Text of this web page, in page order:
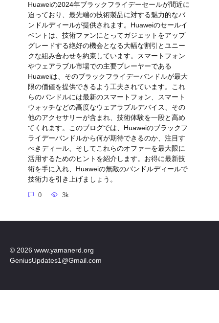
Huaweiの2024年ブラックフライデーセールが間近に
迫っており、最先端の技術製品に対する魅力的なバ
ンドルディールが提供されます。Huaweiのセールイ
ベントは、技術ファンにとってガジェットをアップ
グレードする絶好の機会となる大幅な割引とユニー
クな組み合わせを約束しています。スマートフォン
やウェアラブル市場での主要プレーヤーである
Huaweiは、そのブラックフライデーバンドルが最大
限の価値を提供できるよう工夫されています。これ
らのバンドルには最新のスマートフォン、スマート
ウォッチなどの高度なウェアラブルデバイス、その
他のアクセサリーが含まれ、技術体験を一段と高め
てくれます。このブログでは、Huaweiのブラックフ
ライデーバンドルから何が期待できるのか、注目す
べきディール、そしてこれらのオファーを最大限に
活用するためのヒントを紹介します。お得に最新技
術を手に入れ、Huaweiの無敵のバンドルディールで
技術力を引き上げましょう。
0 3k.
© 2026 www.yamanerd.org
GeniusUpdates1@Gmail.com